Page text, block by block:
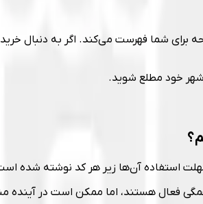
شما فهرست می‌کند. اگر به دنبال
شهر خود مطلع شوید.
استفاده‌ آن‌ها زیر هر کد نوشته شده
فعال هستند، اما ممکن است در آینده